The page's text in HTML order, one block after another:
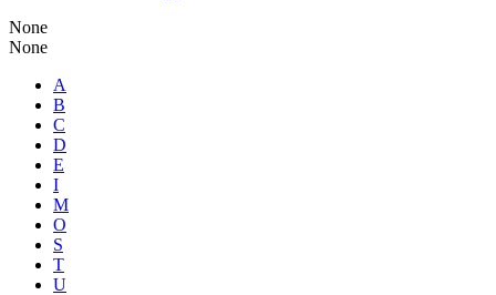
None
None
A
B
C
D
E
I
M
O
S
T
U